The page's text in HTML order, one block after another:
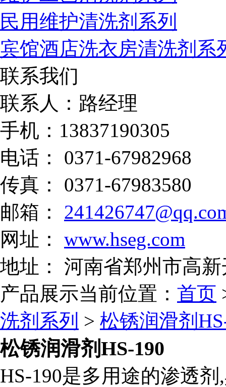
民用维护清洗剂系列
宾馆酒店洗衣房清洗剂系
联系我们
联系人：路经理
手机：13837190305
电话： 0371-67982968
传真： 0371-67983580
邮箱：
网址： www.hseg.com
地址： 河南省郑州市高
产品展示当前位置： 首页
洗剂系列 > 松锈润滑剂
松锈润滑剂HS-190
HS-190是多用途的渗透